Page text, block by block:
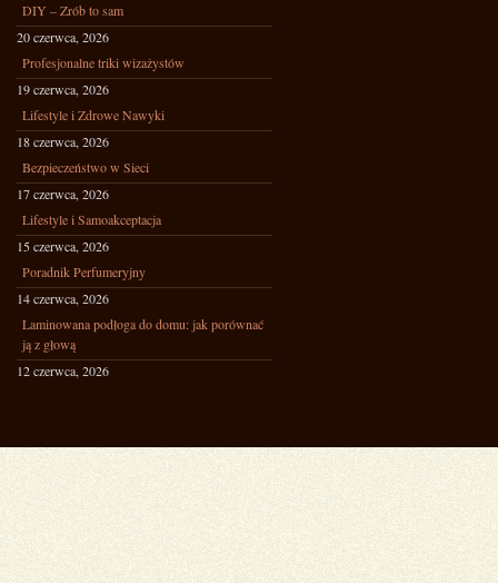
DIY – Zrób to sam
20 czerwca, 2026
Profesjonalne triki wizażystów
19 czerwca, 2026
Lifestyle i Zdrowe Nawyki
18 czerwca, 2026
Bezpieczeństwo w Sieci
17 czerwca, 2026
Lifestyle i Samoakceptacja
15 czerwca, 2026
Poradnik Perfumeryjny
14 czerwca, 2026
Laminowana podłoga do domu: jak porównać
ją z głową
12 czerwca, 2026